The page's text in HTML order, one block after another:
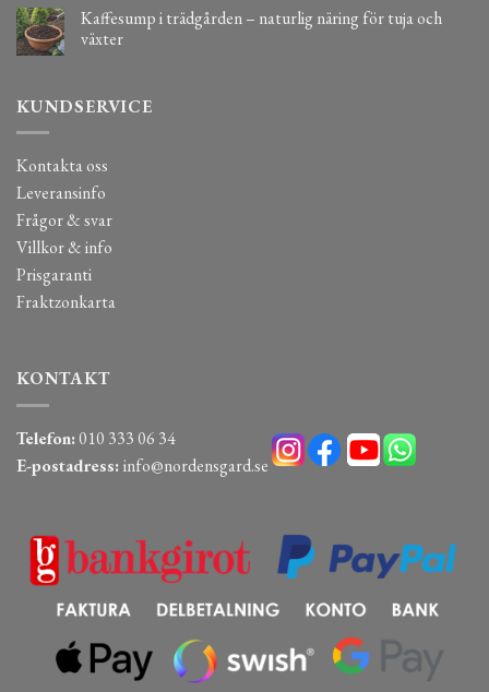
Kaffesump i trädgården – naturlig näring för tuja och
växter
KUNDSERVICE
Kontakta oss
Leveransinfo
Frågor & svar
Villkor & info
Prisgaranti
Fraktzonkarta
KONTAKT
Telefon:010 333 06 34
E-postadress: info@nordensgard.se